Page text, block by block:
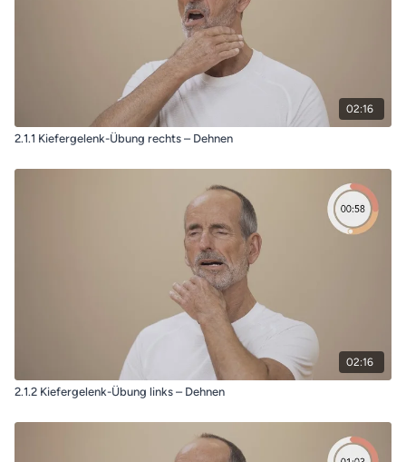
02:16
2.1.1 Kiefergelenk-Übung rechts – Dehnen
02:16
2.1.2 Kiefergelenk-Übung links – Dehnen